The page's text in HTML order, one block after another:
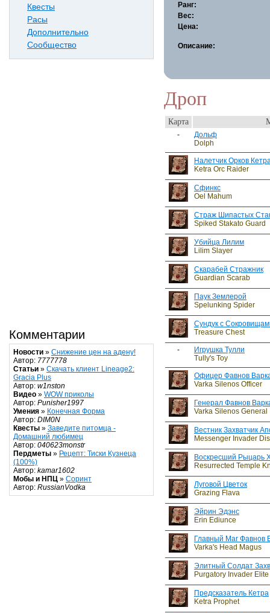
Квесты
Расы
Дополнительно
Сообщество
Комментарии
Новости » Снижение цен на адену!
Автор: 7777778
Статьи » Скачать клиент Lineage2:
Gracia Plus
Автор: w1nston
Видео » WOW приколы
Автор: Punisher1997
Умения » Конечная Форма
Автор: DIM0N
Квесты » Заведите питомца -
Домашний любимец
Автор: 040623monstr
Пердметы » Рецепт: Тиски Кузнеца
(100%)
Автор: kamar1602
Мобы и НПЦ » Соринт
Автор: RussianVodka
Ранг:
Вес:
Цена:
Описание:
Дроп
Карта
-
Дольф
Dolph
Налетчик Орков
Ketra Orc Raider
Сфинкс
Oel Mahum
Страж Шипастых
Spiked Stakato Guard
Убийца Лилим
Lilim Slayer
Скарабей Стражник
Guardian Scarab
Паук Землерой
Spelunking Spider
Сундук с
Treasure Chest
-
Игрушка Тулли
Tully's Toy
Офицер Фавнов
Varka Silenos Officer
Генерал Фавнов
Varka Silenos General
Вестник Захватчик
Messenger Invader
Воскресший Рыцарь
Resurrected Temple
Луговой Цветок
Grazing Flava
Эйрин Эдэнс
Erin Ediunce
Главный Маг Фавнов
Varka's Head Magus
Элитный Солдат
Purgatory Invader
Предсказатель Кетра
Ketra Prophet